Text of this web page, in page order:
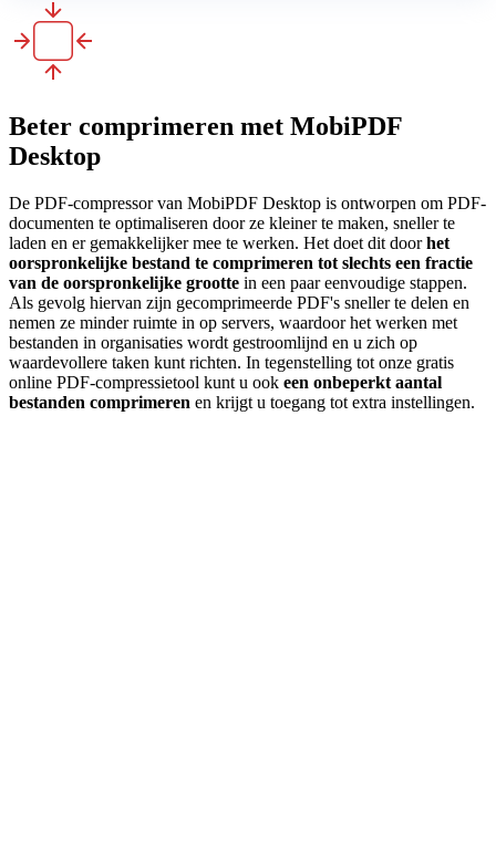
Beter comprimeren met MobiPDF
Desktop
De PDF-compressor van MobiPDF Desktop is ontworpen om PDF-
documenten te optimaliseren door ze kleiner te maken, sneller te
laden en er gemakkelijker mee te werken. Het doet dit doorhet
oorspronkelijke bestand te comprimeren tot slechts een fractie
van de oorspronkelijke grootte in een paar eenvoudige stappen.
Als gevolg hiervan zijn gecomprimeerde PDF's sneller te delen en
nemen ze minder ruimte in op servers, waardoor het werken met
bestanden in organisaties wordt gestroomlijnd en u zich op
waardevollere taken kunt richten. In tegenstelling tot onze gratis
online PDF-compressietool kunt u ook een onbeperkt aantal
bestanden comprimeren en krijgt u toegang tot extra instellingen.